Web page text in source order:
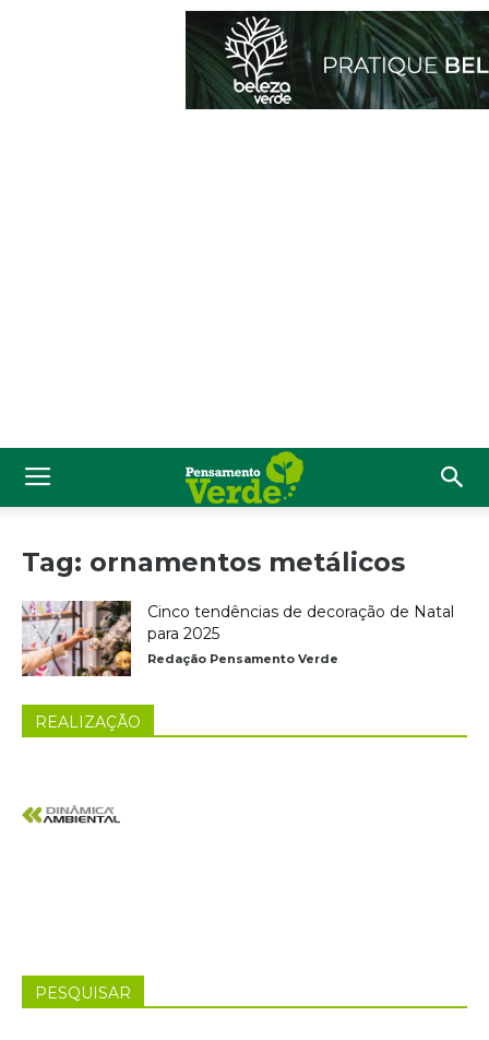
Tag: ornamentos metálicos
Cinco tendências de decoração de Natal
para 2025
Redação Pensamento Verde
REALIZAÇÃO
PESQUISAR